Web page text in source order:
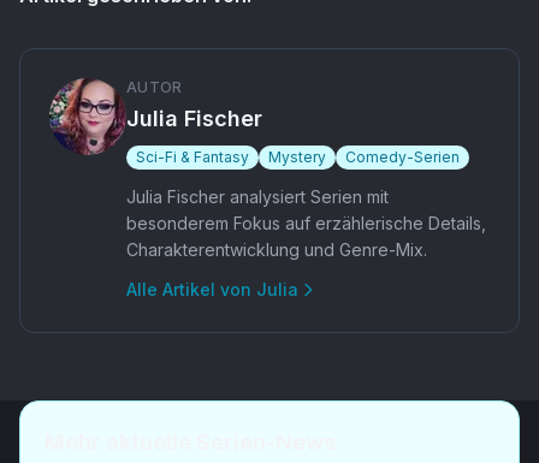
AUTOR
Julia Fischer
Sci-Fi & Fantasy Mystery Comedy-Serien
Julia Fischer analysiert Serien mit
besonderem Fokus auf erzählerische Details,
Charakterentwicklung und Genre-Mix.
Alle Artikel von Julia